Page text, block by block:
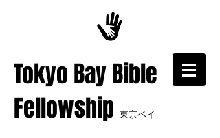
​Tokyo Bay Bible
Fellowship 東京ベイ